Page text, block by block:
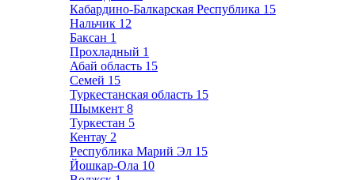
Кабардино-Балкарская Республика 15
Нальчик 12
Баксан 1
Прохладный 1
Абай область 15
Семей 15
Туркестанская область 15
Шымкент 8
Туркестан 5
Кентау 2
Республика Марий Эл 15
Йошкар-Ола 10